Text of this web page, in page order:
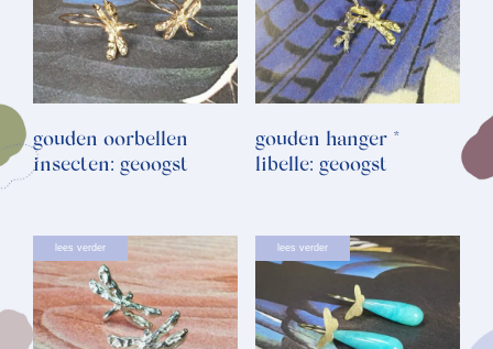
gouden oorbellen
insecten: geoogst
gouden hanger *
libelle: geoogst
lees verder lees verder